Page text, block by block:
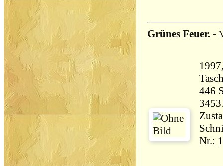
Grünes Feuer. -
446
Nr.: